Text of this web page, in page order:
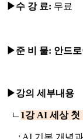
▶수 강 료: 무료
▶준 비 물: 안드
▶강의 세부내용
ㄴ 1강 AI 세상 첫
: AI 기본 개념과